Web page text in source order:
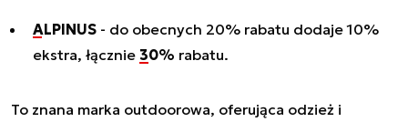
ALPINUS - do obecnych 20% rabatu dodaje 10%
ekstra, łącznie 30% rabatu.
To znana marka outdoorowa, oferująca odzież i